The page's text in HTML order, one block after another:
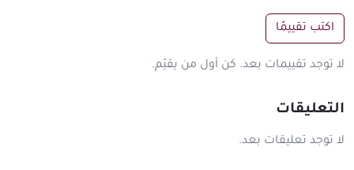
اكتب تقييمًا
لا توجد تقييمات بعد. كن أول من يقيّم.
التعليقات
لا توجد تعليقات بعد.